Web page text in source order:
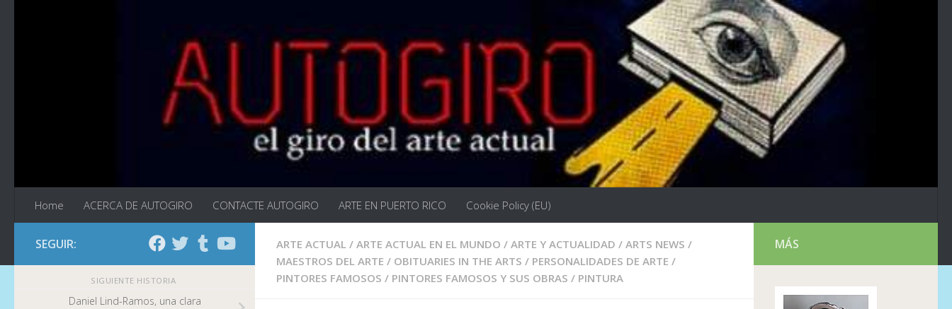
Home ACERCA DE AUTOGIRO CONTACTE AUTOGIRO ARTE EN PUERTO RICO Cookie Policy (EU)
ARTE ACTUAL / ARTE ACTUAL EN EL MUNDO / ARTE Y ACTUALIDAD / ARTS NEWS /
MAESTROS DEL ARTE / OBITUARIES IN THE ARTS / PERSONALIDADES DE ARTE /
PINTORES FAMOSOS / PINTORES FAMOSOS Y SUS OBRAS / PINTURA
SEGUIR:
SIGUIENTE HISTORIA
Daniel Lind-Ramos, una clara
MÁS